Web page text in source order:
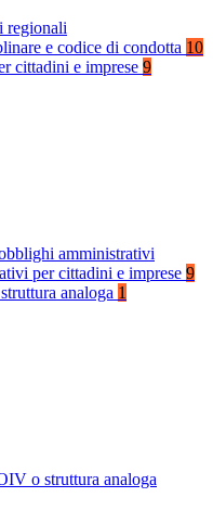
regionali
e codice di condotta 10
cittadini e imprese 9
amministrativi
per cittadini e imprese 9
analoga 1
o struttura analoga